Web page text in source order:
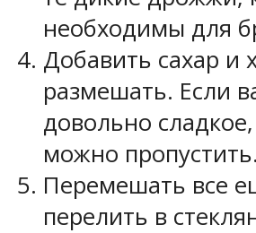
необходимы для
Добавить сахар и
размешать. Если
довольно
можно пропустить.
Перемешать все
перелить в